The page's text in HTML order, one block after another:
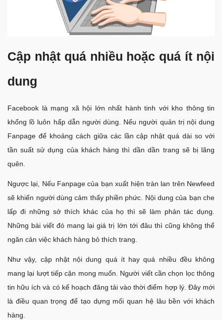
Cập nhật quá nhiều hoặc quá ít nội
dung
Facebook là mạng xã hội lớn nhất hành tinh với kho thông tin
khổng lồ luôn hấp dẫn người dùng. Nếu người quản trị nội dung
Fanpage để khoảng cách giữa các lần cập nhật quá dài so với
tần suất sử dụng của khách hàng thì dần dần trang sẽ bị lãng
quên.
Ngược lại, Nếu Fanpage của bạn xuất hiện tràn lan trên Newfeed
sẽ khiến người dùng cảm thấy phiền phức. Nội dung của bạn che
lấp đi những sở thích khác của họ thì sẽ làm phản tác dụng.
Những bài viết đó mang lại giá trị lớn tới đâu thì cũng không thể
ngăn cản việc khách hàng bỏ thích trang.
Như vậy, cập nhật nội dung quá ít hay quá nhiều đều không
mang lại lượt tiếp cận mong muốn. Người viết cần chọn lọc thông
tin hữu ích và có kế hoạch đăng tải vào thời điểm hợp lý. Đây mới
là điều quan trọng để tạo dựng mối quan hệ lâu bền với khách
hàng.